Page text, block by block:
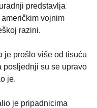
predstavlja
vojnim
razini.
je prošlo više od tisuću
posljednji su se upravo
je.
je pripadnicima